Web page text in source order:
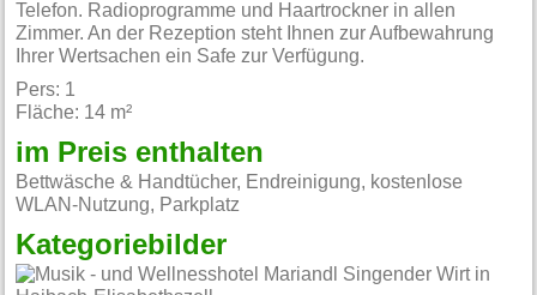
Telefon. Radioprogramme und Haartrockner in allen
Zimmer. An der Rezeption steht Ihnen zur Aufbewahrung
Ihrer Wertsachen ein Safe zur Verfügung.
Pers: 1
Fläche: 14 m²
im Preis enthalten
Bettwäsche & Handtücher, Endreinigung, kostenlose
WLAN-Nutzung, Parkplatz
Kategoriebilder